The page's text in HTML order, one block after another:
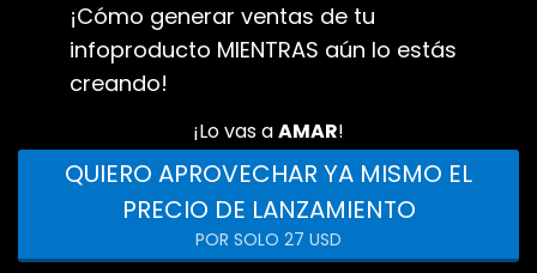
¡Cómo generar ventas de tu
infoproducto MIENTRAS aún lo estás
creando!
¡Lo vas aAMAR!
QUIERO APROVECHAR YA MISMO EL
PRECIO DE LANZAMIENTO
POR SOLO 27 USD